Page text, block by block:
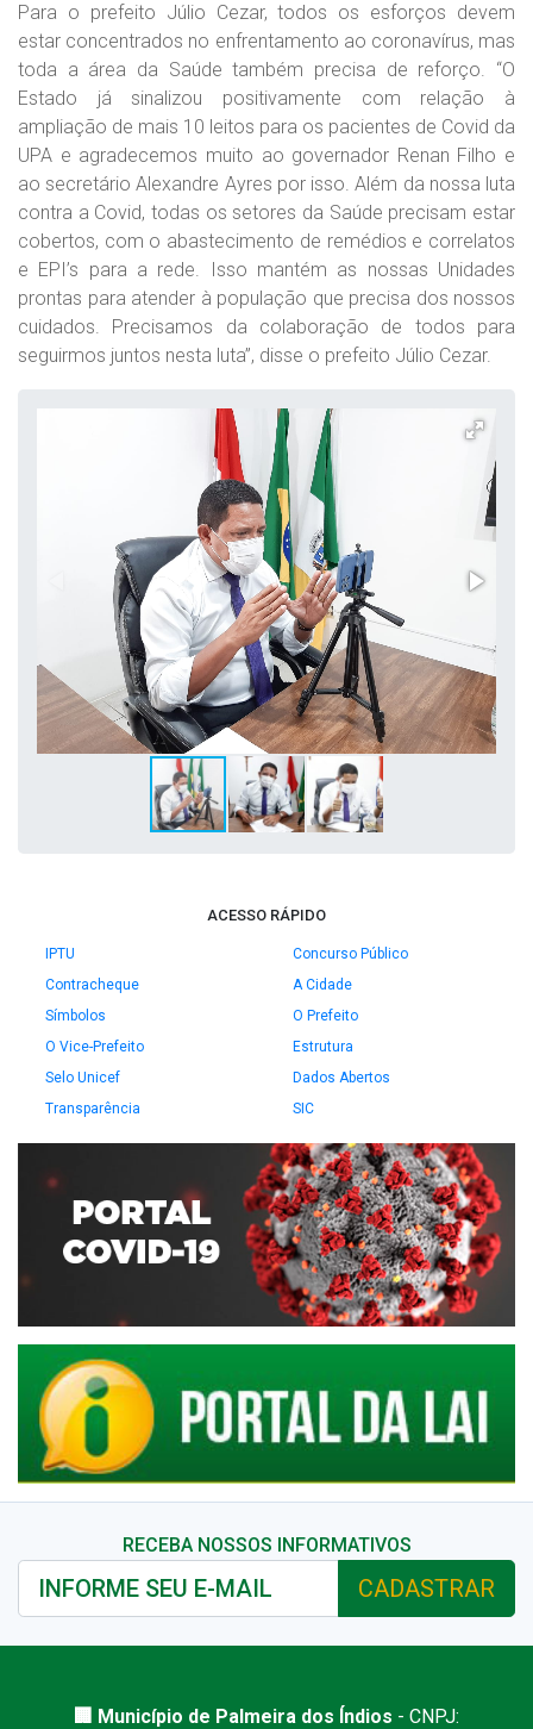
Para o prefeito Júlio Cezar, todos os esforços devem
estar concentrados no enfrentamento ao coronavírus, mas
toda a área da Saúde também precisa de reforço. “O
Estado já sinalizou positivamente com relação à
ampliação de mais 10 leitos para os pacientes de Covid da
UPA e agradecemos muito ao governador Renan Filho e
ao secretário Alexandre Ayres por isso. Além da nossa luta
contra a Covid, todas os setores da Saúde precisam estar
cobertos, com o abastecimento de remédios e correlatos
e EPI’s para a rede. Isso mantém as nossas Unidades
prontas para atender à população que precisa dos nossos
cuidados. Precisamos da colaboração de todos para
seguirmos juntos nesta luta”, disse o prefeito Júlio Cezar.
ACESSO RÁPIDO
IPTU
Concurso Público
Contracheque
A Cidade
Símbolos
O Prefeito
O Vice-Prefeito
Estrutura
Selo Unicef
Dados Abertos
Transparência
SIC
RECEBA NOSSOS INFORMATIVOS
CADASTRAR
🏢 Município de Palmeira dos Índios - CNPJ: